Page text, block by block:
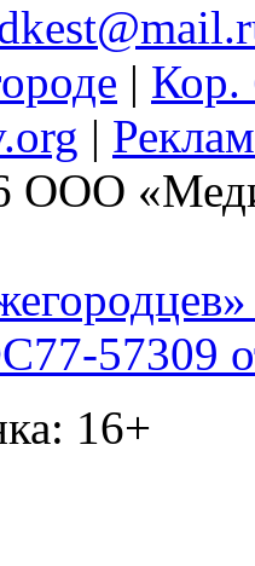
| Кор.
|
57309
16+